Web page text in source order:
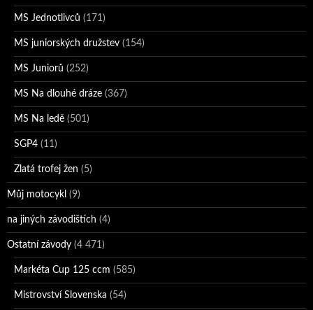
MS Jednotlivců (171)
MS juniorských družstev (154)
MS Juniorů (252)
MS Na dlouhé dráze (367)
MS Na ledě (501)
SGP4 (11)
Zlatá trofej žen (5)
Můj motocykl (9)
na jiných závodištích (4)
Ostatní závody (4 471)
Markéta Cup 125 ccm (585)
Mistrovství Slovenska (54)